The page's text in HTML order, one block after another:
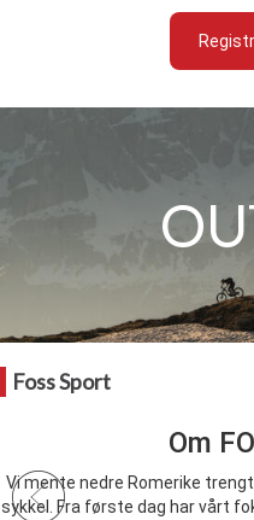
Foss Sport
Om
Vi mente nedre Romerike
sykkel. Fra første dag har vårt